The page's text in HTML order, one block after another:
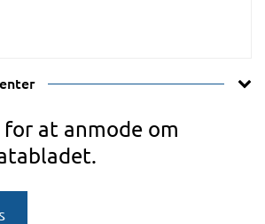
at anmode om